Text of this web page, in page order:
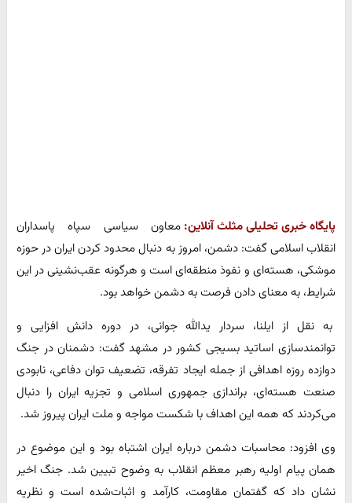
پایگاه خبری تحلیلی مثلث آنلاین: معاون سیاسی سپاه پاسداران
انقلاب اسلامی گفت: دشمن، امروز به دنبال محدود کردن ایران در حوزه
موشکی، هسته‌ای و نفوذ منطقه‌ای است و هرگونه عقب‌نشینی در این
شرایط، به معنای دادن فرصت به دشمن خواهد بود.
به نقل از ایلنا، سردار یدالله جوانی، در دوره دانش افزایی و
توانمندسازی اساتید بسیجی کشور در مشهد گفت: دشمنان در جنگ
دوازده روزه اهدافی از جمله ایجاد تفرقه، تضعیف توان دفاعی، نابودی
صنعت هسته‌ای، براندازی جمهوری اسلامی و تجزیه ایران را دنبال
می‌کردند که همه این اهداف با شکست مواجه و ملت ایران پیروز شد.
وی افزود: محاسبات دشمن درباره ایران اشتباه بود و این موضوع در
همان پیام اولیه رهبر معظم انقلاب به وضوح تبیین شد. جنگ اخیر
نشان داد که گفتمان مقاومت، کارآمد و اثبات‌شده است و نظریه